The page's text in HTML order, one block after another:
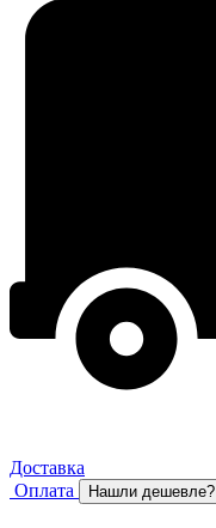
Доставка
Оплата
Нашли дешевле?